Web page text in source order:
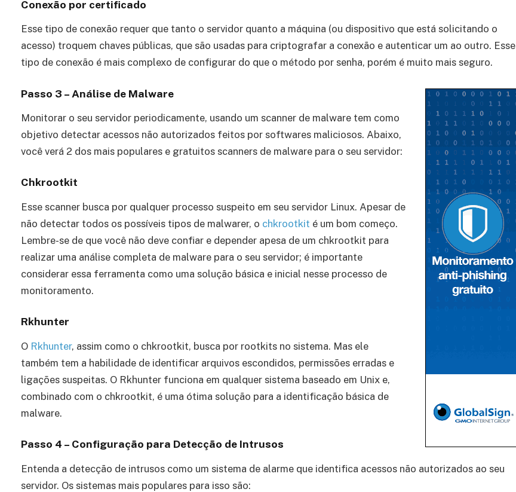
Conexão por certificado
Esse tipo de conexão requer que tanto o servidor quanto a máquina (ou dispositivo que está solicitando o
acesso) troquem chaves públicas, que são usadas para criptografar a conexão e autenticar um ao outro. Esse
tipo de conexão é mais complexo de configurar do que o método por senha, porém é muito mais seguro.
Passo 3 – Análise de Malware
Monitorar o seu servidor periodicamente, usando um scanner de malware tem como
objetivo detectar acessos não autorizados feitos por softwares maliciosos. Abaixo,
você verá 2 dos mais populares e gratuitos scanners de malware para o seu servidor:
Chkrootkit
Esse scanner busca por qualquer processo suspeito em seu servidor Linux. Apesar de
não detectar todos os possíveis tipos de malwarer, o chkrootkit é um bom começo.
Lembre-se de que você não deve confiar e depender apesa de um chkrootkit para
realizar uma análise completa de malware para o seu servidor; é importante
considerar essa ferramenta como uma solução básica e inicial nesse processo de
monitoramento.
Rkhunter
O Rkhunter, assim como o chkrootkit, busca por rootkits no sistema. Mas ele
também tem a habilidade de identificar arquivos escondidos, permissões erradas e
ligações suspeitas. O Rkhunter funciona em qualquer sistema baseado em Unix e,
combinado com o chkrootkit, é uma ótima solução para a identificação básica de
malware.
Passo 4 – Configuração para Detecção de Intrusos
Entenda a detecção de intrusos como um sistema de alarme que identifica acessos não autorizados ao seu
servidor. Os sistemas mais populares para isso são: